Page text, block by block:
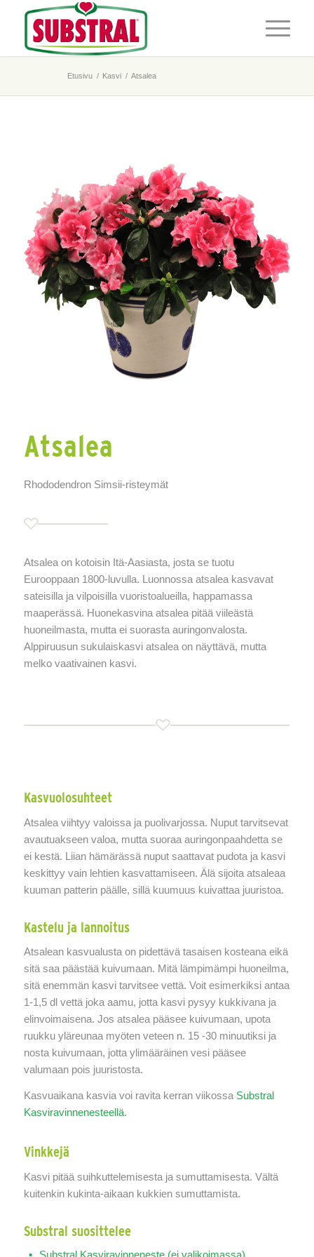
Etusivu / Kasvi / Atsalea
Atsalea
Rhododendron Simsii-risteymät
Atsalea on kotoisin Itä-Aasiasta, josta se tuotu
Eurooppaan 1800-luvulla. Luonnossa atsalea kasvavat
sateisilla ja vilpoisilla vuoristoalueilla, happamassa
maaperässä. Huonekasvina atsalea pitää viileästä
huoneilmasta, mutta ei suorasta auringonvalosta.
Alppiruusun sukulaiskasvi atsalea on näyttävä, mutta
melko vaativainen kasvi.
Kasvuolosuhteet
Atsalea viihtyy valoissa ja puolivarjossa. Nuput tarvitsevat
avautuakseen valoa, mutta suoraa auringonpaahdetta se
ei kestä. Liian hämärässä nuput saattavat pudota ja kasvi
keskittyy vain lehtien kasvattamiseen. Älä sijoita atsaleaa
kuuman patterin päälle, sillä kuumuus kuivattaa juuristoa.
Kastelu ja lannoitus
Atsalean kasvualusta on pidettävä tasaisen kosteana eikä
sitä saa päästää kuivumaan. Mitä lämpimämpi huoneilma,
sitä enemmän kasvi tarvitsee vettä. Voit esimerkiksi antaa
1-1,5 dl vettä joka aamu, jotta kasvi pysyy kukkivana ja
elinvoimaisena. Jos atsalea pääsee kuivumaan, upota
ruukku yläreunaa myöten veteen n. 15 -30 minuutiksi ja
nosta kuivumaan, jotta ylimääräinen vesi pääsee
valumaan pois juuristosta.
Kasvuaikana kasvia voi ravita kerran viikossa Substral
Kasviravinnenesteellä.
Vinkkejä
Kasvi pitää suihkuttelemisesta ja sumuttamisesta. Vältä
kuitenkin kukinta-aikaan kukkien sumuttamista.
Substral suosittelee
Substral Kasviravinneneste (ei valikoimassa)